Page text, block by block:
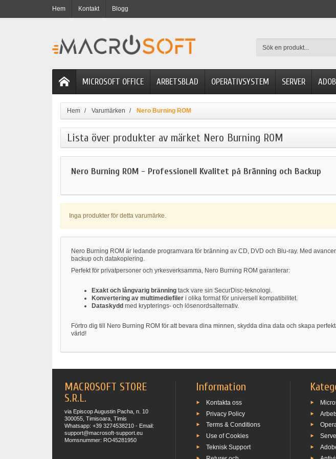
Hem Kontakt Blogg
MICROSOFT OFFICE ARBETSBLAD OPERATIVSYSTEM SERVER
Hem Varumärken Nero Burning ROM
Lista över produkter av märket Nero Burning ROM
Nero Burning ROM - Professionell Kvalitet på Bränning och Backup
Inga produkter för detta varumärke.
Nero Burning ROM är ledande programvara för bränning av CD, DVD och Blu-ray. Med
backup och datakopiering.
Perfekt för privatpersoner och yrkesverksamma, Nero Burning ROM garanterar:
Exakt och långvarig bränning tack vare sin SecurDisc-teknologi.
Konvertering av multimediefiler i olika format för universell kompatibilitet.
Dataskydd med krypterings- och lösenordsalternativ.
Förtro dig till Nero Burning ROM för att bevara dina minnen, skydda dina data och skapa
värld!
MACROSOFT STORE
S.R.L.
via Episcop Augustin Pacha, n. 10
300055, Timisoara, Timis
Whatsapp: +39 3274538210 - Email:
support@macrosoft-support.eu
Momsnummer: RO45281950
Information
Kontakta oss
Privacy Policy
Terms & Conditions
Use of Cookies
Teknisk Support